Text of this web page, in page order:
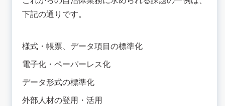
下記の通りです。
様式・帳票、データ項目の標準化
電子化・ペーパーレス化
データ形式の標準化
外部人材の登用・活用